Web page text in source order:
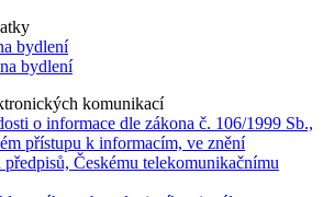
bydlení
bydlení
komunikací
o informace dle zákona č. 106/1999 Sb.,
přístupu k informacím, ve znění
předpisů, Českému telekomunikačnímu